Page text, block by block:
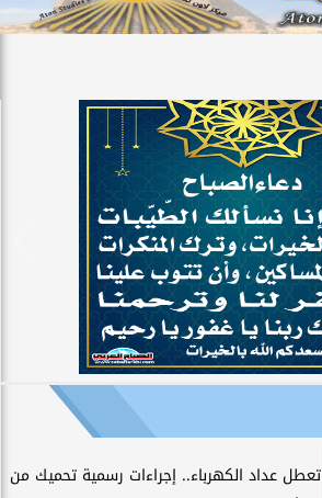
تعطل عداد الكهرباء.. إجراءات رسمية تحميك من